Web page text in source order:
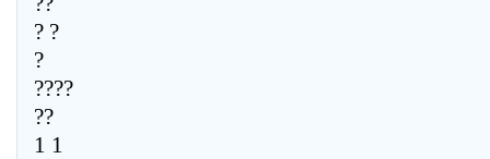
? ?
?
????
??
1 1